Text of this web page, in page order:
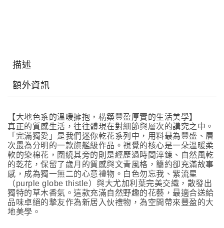
描述
額外資訊
【大地色系的溫暖擁抱，構築豐盈厚實的生活美學】
真正的質感生活，往往體現在對細節與層次的講究之中。
「完滿獨愛」是我們迷你乾花系列中，用料最為豐盛、層
次最為分明的一款旗艦級作品。視覺的核心是一朵溫暖柔
軟的染棉花，圍繞其旁的則是經歷過時間淬鍊、自然風乾
的乾花，保留了歲月的質感與文青風格，簡約卻充滿故事
感，成為獨一無二的心意禮物。白色勿忘我、紫流星
（purple globe thistle）與大尤加利葉完美交織，散發出
獨特的草木香氣。這款充滿自然野趣的花藝，最適合送給
品味卓絕的摯友作為新居入伙禮物，為空間帶來豐盈的大
地美學。